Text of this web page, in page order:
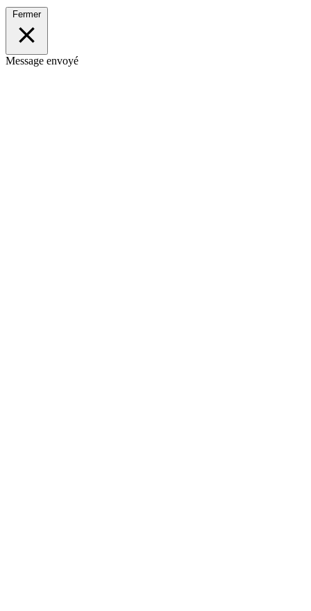
Fermer
Message envoyé